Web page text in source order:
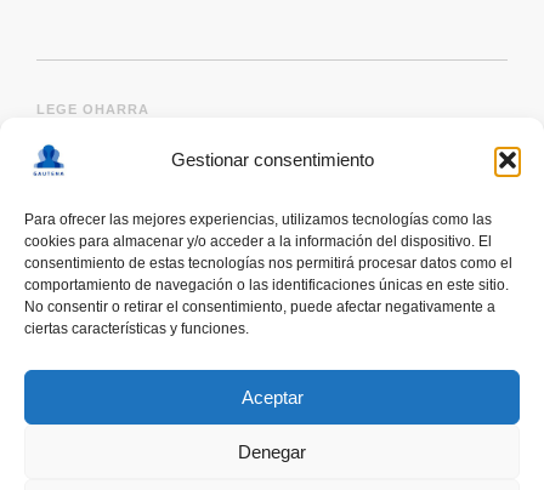
Gestionar consentimiento
Para ofrecer las mejores experiencias, utilizamos tecnologías como las
cookies para almacenar y/o acceder a la información del dispositivo. El
consentimiento de estas tecnologías nos permitirá procesar datos como el
comportamiento de navegación o las identificaciones únicas en este sitio.
No consentir o retirar el consentimiento, puede afectar negativamente a
ciertas características y funciones.
Aceptar
Denegar
LEGE OHARRA
deskonektapp
THE HELP OF PEOPLE WITH AUTISM TO PROMOTE
A RESPONSIBLE USE OF SMARTPHONES